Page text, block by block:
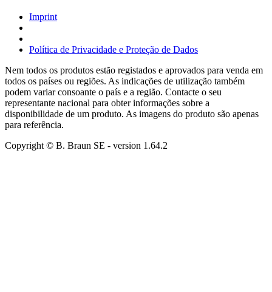
Imprint
Política de Privacidade e Proteção de Dados
Nem todos os produtos estão registados e aprovados para venda em
todos os países ou regiões. As indicações de utilização também
podem variar consoante o país e a região. Contacte o seu
representante nacional para obter informações sobre a
disponibilidade de um produto. As imagens do produto são apenas
para referência.
Copyright © B. Braun SE - version 1.64.2